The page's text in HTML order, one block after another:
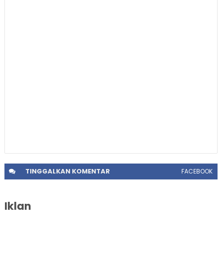
TINGGALKANKOMENTAR FACEBOOK
Iklan